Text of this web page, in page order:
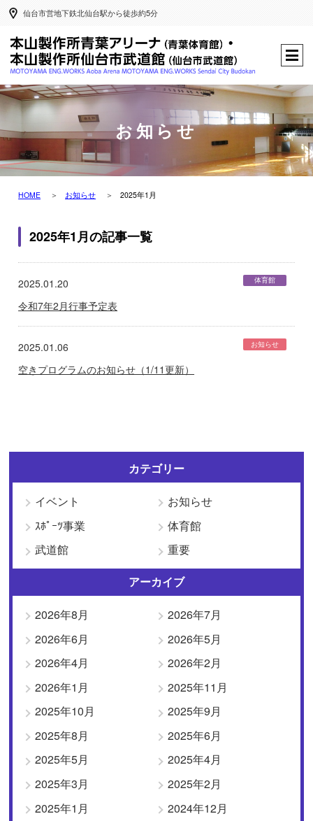
仙台市営地下鉄北仙台駅から徒歩約5分
お知らせ
HOME お知らせ 2025年1月
2025年1月の記事一覧
2025.01.20 体育館
令和7年2月行事予定表
2025.01.06 お知らせ
空きプログラムのお知らせ（1/11更新）
カテゴリー
イベント
お知らせ
ｽﾎﾟｰﾂ事業
体育館
武道館
重要
アーカイブ
2026年8月
2026年7月
2026年6月
2026年5月
2026年4月
2026年2月
2026年1月
2025年11月
2025年10月
2025年9月
2025年8月
2025年6月
2025年5月
2025年4月
2025年3月
2025年2月
2025年1月
2024年12月